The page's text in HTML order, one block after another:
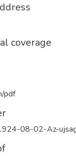
coverage
pdf
08-02-Az-